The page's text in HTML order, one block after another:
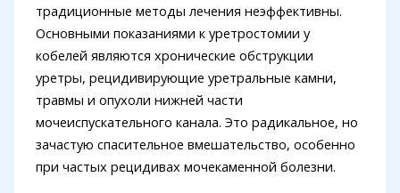
традиционные методы лечения неэффективны.
Основными показаниями к уретростомии у
кобелей являются хронические обструкции
уретры, рецидивирующие уретральные камни,
травмы и опухоли нижней части
мочеиспускательного канала. Это радикальное, но
зачастую спасительное вмешательство, особенно
при частых рецидивах мочекаменной болезни.